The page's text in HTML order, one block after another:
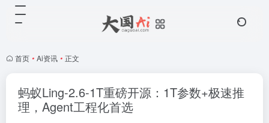
首页 • Ai资讯 • 正文
蚂蚁Ling-2.6-1T重磅开源：1T参数+极速推
理，Agent工程化首选